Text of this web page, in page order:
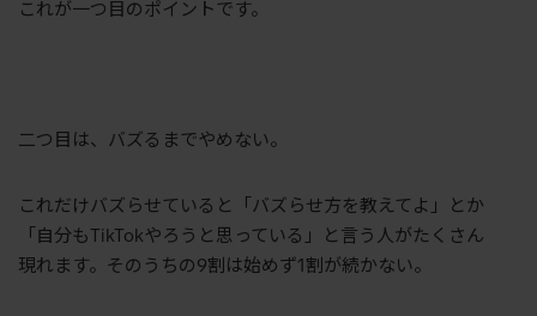
これが一つ目のポイントです。
二つ目は、バズるまでやめない。
これだけバズらせていると「バズらせ方を教えてよ」とか
「自分もTikTok やろうと思っている」と言う人がたくさん
現れます。そのうちの 9割は始めず1 割が続かない。